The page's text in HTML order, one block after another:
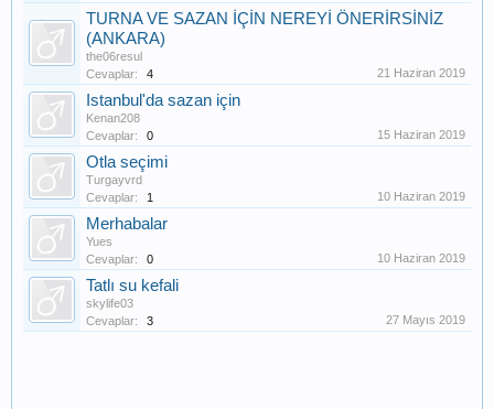
TURNA VE SAZAN İÇİN NEREYİ ÖNERİRSİNİZ
(ANKARA)
the06resul
Cevaplar:
4 21 Haziran 2019
Istanbul'da sazan için
Kenan208
Cevaplar:
0 15 Haziran 2019
Otla seçimi
Turgayvrd
Cevaplar:
1 10 Haziran 2019
Merhabalar
Yues
Cevaplar:
0 10 Haziran 2019
Tatlı su kefali
skylife03
Cevaplar:
3 27 Mayıs 2019